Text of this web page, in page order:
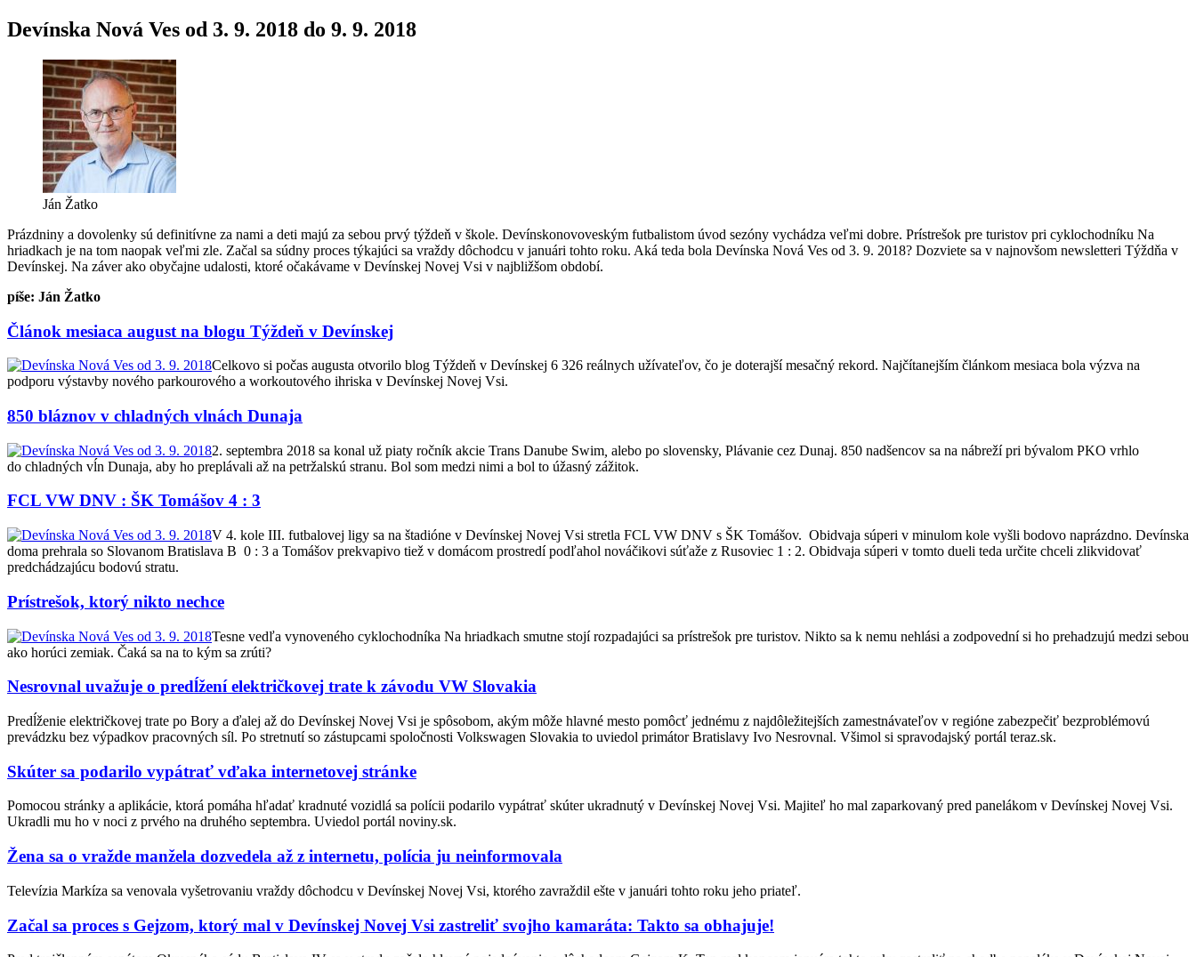
Devínska Nová Ves od 3. 9. 2018 do 9. 9. 2018
Ján Žatko
Prázdniny a dovolenky sú definitívne za nami a deti majú za sebou prvý týždeň v škole. Devínskonovoveským futbalistom úvod sezóny vychádza veľmi dobre. Prístrešok pre turistov pri cyklochodníku Na
hriadkach je na tom naopak veľmi zle. Začal sa súdny proces týkajúci sa vraždy dôchodcu v januári tohto roku. Aká teda bola Devínska Nová Ves od 3. 9. 2018? Dozviete sa v najnovšom newsletteri Týždňa v
Devínskej. Na záver ako obyčajne udalosti, ktoré očakávame v Devínskej Novej Vsi v najbližšom období.
píše: Ján Žatko
Článok mesiaca august na blogu Týždeň v Devínskej
Celkovo si počas augusta otvorilo blog Týždeň v Devínskej 6 326 reálnych užívateľov, čo je doterajší mesačný rekord. Najčítanejším článkom mesiaca bola výzva na
podporu výstavby nového parkourového a workoutového ihriska v Devínskej Novej Vsi.
850 bláznov v chladných vlnách Dunaja
2. septembra 2018 sa konal už piaty ročník akcie Trans Danube Swim alebo po slovensky, Plávanie cez Dunaj. 850 nadšencov sa na nábreží pri bývalom PKO vrhlo
do chladných vĺn Dunaja, aby ho preplávali až na petržalskú stranu. Bol som medzi nimi a bol to úžasný zážitok.
FCL VW DNV : ŠK Tomášov 4 : 3
V 4. kole III. futbalovej ligy sa na štadióne v Devínskej Novej Vsi stretla FCL VW DNV s ŠK Tomášov. Obidvaja súperi v minulom kole vyšli bodovo naprázdno. Devínska
doma prehrala so Slovanom Bratislava B 0 : 3 a Tomášov prekvapivo tiež v domácom prostredí podľahol nováčikovi súťaže z Rusoviec 1 : 2. Obidvaja súperi v tomto dueli teda určite chceli zlikvidovať
predchádzajúcu bodovú stratu.
Prístrešok, ktorý nikto nechce
Tesne vedľa vynoveného cyklochodníka Na hriadkach smutne stojí rozpadajúci sa prístrešok pre turistov. Nikto sa k nemu nehlási a zodpovední si ho prehadzujú medzi sebou
ako horúci zemiak. Čaká sa na to kým sa zrúti?
Nesrovnal uvažuje o predĺžení električkovej trate k závodu VW Slovakia
Predĺženie električkovej trate po Bory a ďalej až do Devínskej Novej Vsi je spôsobom, akým môže hlavné mesto pomôcť jednému z najdôležitejších zamestnávateľov v regióne zabezpečiť bezproblémovú
prevádzku bez výpadkov pracovných síl. Po stretnutí so zástupcami spoločnosti Volkswagen Slovakia to uviedol primátor Bratislavy Ivo Nesrovnal. Všimol si spravodajský portál teraz.sk.
Skúter sa podarilo vypátrať vďaka internetovej stránke
Pomocou stránky a aplikácie, ktorá pomáha hľadať kradnuté vozidlá sa polícii podarilo vypátrať skúter ukradnutý v Devínskej Novej Vsi. Majiteľ ho mal zaparkovaný pred panelákom v Devínskej Novej Vsi.
Ukradli mu ho v noci z prvého na druhého septembra. Uviedol portál noviny.sk.
Žena sa o vražde manžela dozvedela až z internetu, polícia ju neinformovala
Televízia Markíza sa venovala vyšetrovaniu vraždy dôchodcu v Devínskej Novej Vsi, ktorého zavraždil ešte v januári tohto roku jeho priateľ.
Začal sa proces s Gejzom, ktorý mal v Devínskej Novej Vsi zastreliť svojho kamaráta: Takto sa obhajuje!